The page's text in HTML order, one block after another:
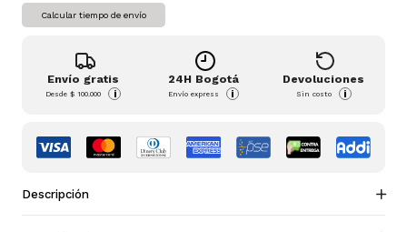
Calcular tiempo de envío
Envío gratis
Desde$ 100.000 i
24H Bogotá
Envío express i
Devoluciones
Sin costo i
Descripción